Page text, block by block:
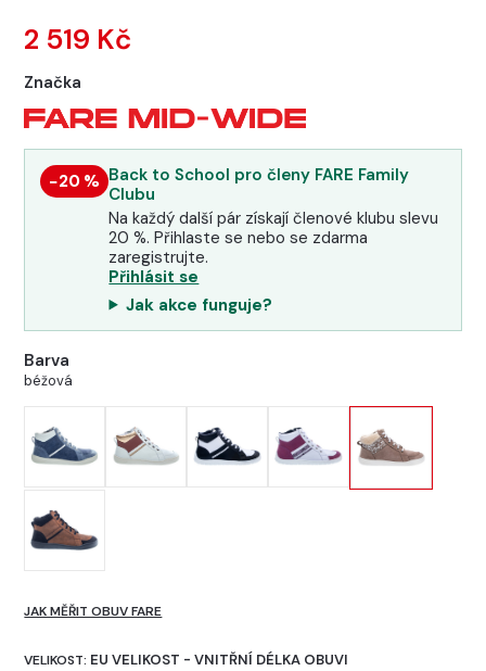
2 519 Kč
Značka
−20 % Back to School pro členy FARE Family
Clubu
Na každý další pár získají členové klubu slevu
20 %. Přihlaste se nebo se zdarma
zaregistrujte.
Přihlásit se
Jak akce funguje?
Barva
béžová
VELIKOST: EU VELIKOST - VNITŘNÍ DÉLKA OBUVI
JAK MĚŘIT OBUV FARE